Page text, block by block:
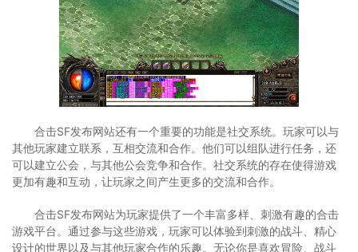
合击SF发布网站还有一个重要的功能是社交系统。玩家可以与
其他玩家建立联系，互相交流和合作。他们可以组队进行任务，还
可以建立公会，与其他公会竞争和合作。社交系统的存在使得游戏
更加有趣和互动，让玩家之间产生更多的交流和合作。
合击SF发布网站为玩家提供了一个丰富多样、刺激有趣的合击
游戏平台。通过参与这些游戏，玩家可以体验到刺激的战斗、精心
设计的世界以及与其他玩家合作的乐趣。无论你是喜欢冒险、战斗